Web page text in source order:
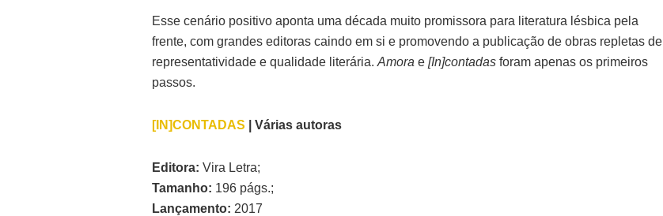
Esse cenário positivo aponta uma década muito promissora para literatura lésbica pela
frente, com grandes editoras caindo em si e promovendo a publicação de obras repletas de
representatividade e qualidade literária. Amora e [In]contadas foram apenas os primeiros
passos.
[IN]CONTADAS | Várias autoras
Editora: Vira Letra;
Tamanho: 196 págs.;
Lançamento: 2017